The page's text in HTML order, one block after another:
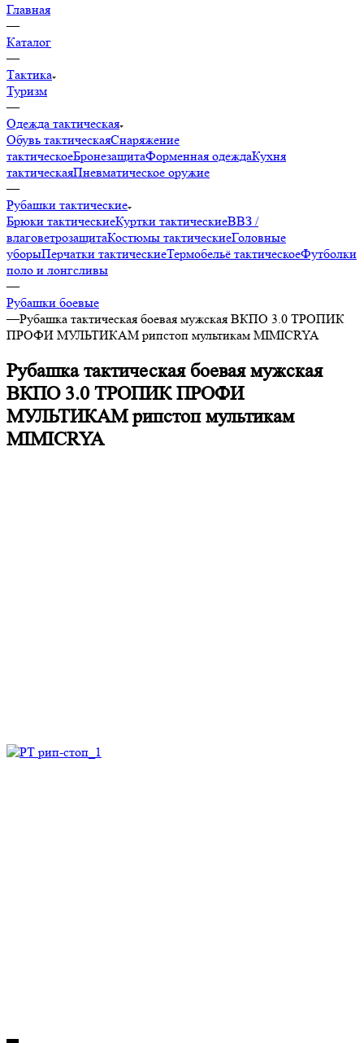
Главная
—
Каталог
—
Тактика
Туризм
—
Одежда тактическая
Обувь тактическаяСнаряжение
тактическоеБронезащитаФорменная одеждаКухня
тактическаяПневматическое оружие
—
Рубашки тактические
Брюки тактическиеКуртки тактическиеВВЗ /
влаговетрозащитаКостюмы тактическиеГоловные
уборыПерчатки тактическиеТермобельё тактическоеФутболки
поло и лонгсливы
—
Рубашки боевые
—Рубашка тактическая боевая мужская ВКПО 3.0 ТРОПИК
ПРОФИ МУЛЬТИКАМ рипстоп мультикам MIMICRYA
Рубашка тактическая боевая мужская
ВКПО 3.0 ТРОПИК ПРОФИ
МУЛЬТИКАМ рипстоп мультикам
MIMICRYA